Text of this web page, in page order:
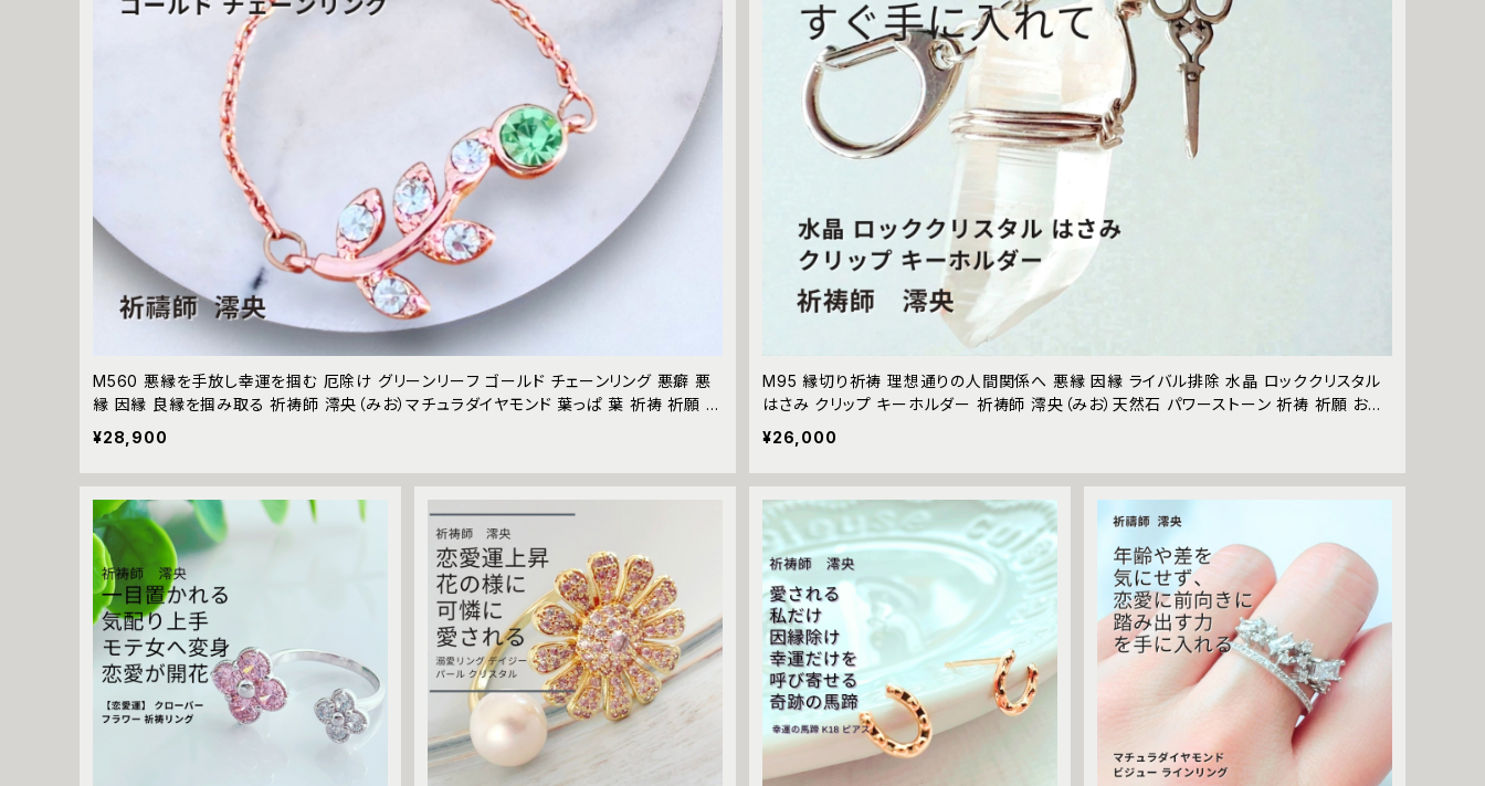
M560 悪縁を手放し幸運を掴む 厄除け グリーンリーフ ゴールド チェーンリング 悪癖 悪
縁 因縁 良縁を掴み取る 祈祷師 澪央（みお）マチュラダイヤモンド 葉っぱ 葉 祈祷 祈願 お
守り 不倫 略奪愛 人間関係 改善 縁切り 祓う 八方除け 浄化
¥28,900
M95 縁切り祈祷 理想通りの人間関係へ 悪縁 因縁 ライバル排除 水晶 ロッククリスタル
はさみ クリップ キーホルダー 祈祷師 澪央（みお）天然石 パワーストーン 祈祷 祈願 お守
り 強力 不倫 略奪愛 人間関係 改善 縁切り 因縁
¥26,000